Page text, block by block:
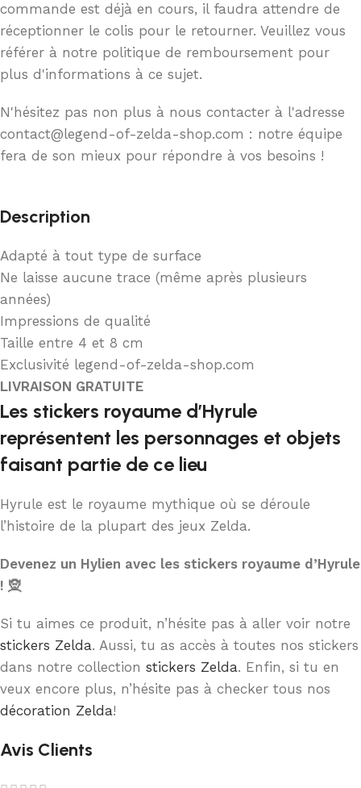
commande est déjà en cours, il faudra attendre de
réceptionner le colis pour le retourner. Veuillez vous
référer à notre politique de remboursement pour
plus d'informations à ce sujet.
N'hésitez pas non plus à nous contacter à l'adresse
contact@legend-of-zelda-shop.com : notre équipe
fera de son mieux pour répondre à vos besoins !
Description
Adapté à tout type de surface
Ne laisse aucune trace (même après plusieurs
années)
Impressions de qualité
Taille entre 4 et 8 cm
Exclusivité legend-of-zelda-shop.com
LIVRAISON GRATUITE
Les stickers royaume d’Hyrule
représentent les personnages et objets
faisant partie de ce lieu
Hyrule est le royaume mythique où se déroule
l’histoire de la plupart des jeux Zelda.
Devenez un Hylien avec les stickers royaume d’Hyrule
! 🧝
Si tu aimes ce produit, n’hésite pas à aller voir notre
stickers Zelda. Aussi, tu as accès à toutes nos stickers
dans notre collection stickers Zelda. Enfin, si tu en
veux encore plus, n’hésite pas à checker tous nos
décoration Zelda!
Avis Clients